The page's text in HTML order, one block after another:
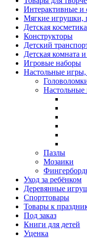
Интерактивные
Мягкие игрушки,
Детская
Конструкторы
Детский
Детская комната
Игровые наборы
Настольные
Настольные
Пазлы
Мозаики
Уход за ребёнком
Деревянные
Спорттовары
Товары к
Под заказ
Книги для детей
Уценка